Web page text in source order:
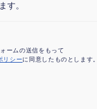
す。
ームの送信をもって
リシーに同意したものとします。